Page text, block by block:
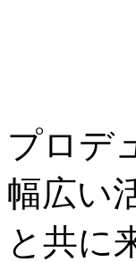
プロデ
幅広い
と共に